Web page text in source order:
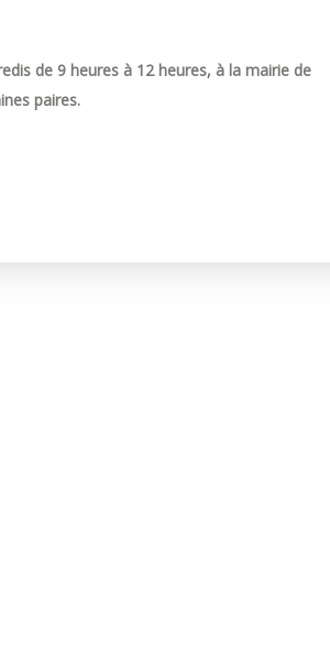
de 9 heures à 12 heures, à la mairie de
paires.